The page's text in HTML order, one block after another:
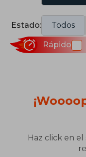
Estado: Todos
Rápido
Haz click en